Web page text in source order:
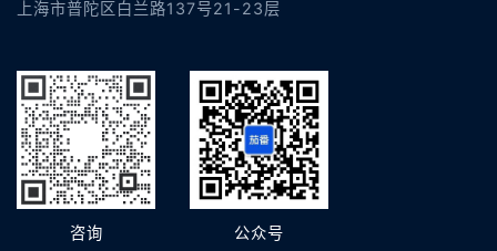
上海市普陀区白兰路137号21-23层
咨询 公众号